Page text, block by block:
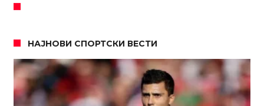
НАЈНОВИ СПОРТСКИ ВЕСТИ